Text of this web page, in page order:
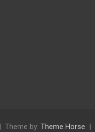
Theme by: Theme Horse